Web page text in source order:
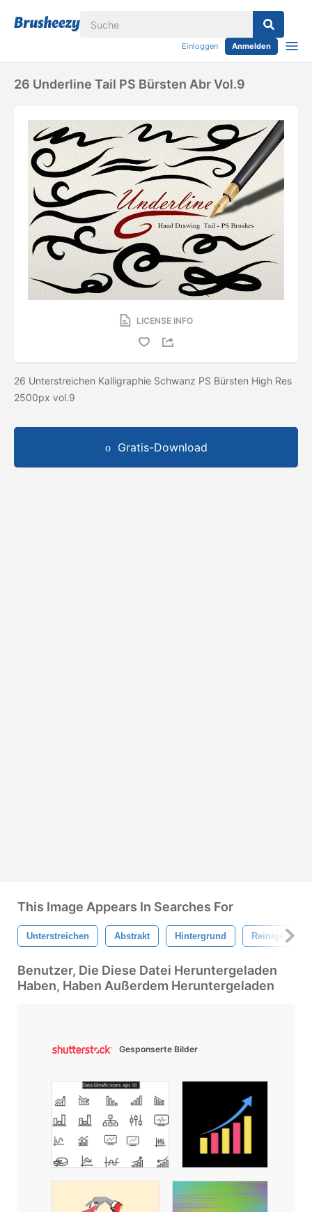
Einloggen Anmelden
26 Underline Tail PS Bürsten Abr Vol.9
LICENSE INFO
26 Unterstreichen Kalligraphie Schwanz PS Bürsten High Res
2500px vol.9
Gratis-Download
This Image Appears In Searches For
Unterstreichen Abstrakt Hintergrund Reinigen
Benutzer, Die Diese Datei Heruntergeladen
Haben, Haben Außerdem Heruntergeladen
Gesponserte Bilder